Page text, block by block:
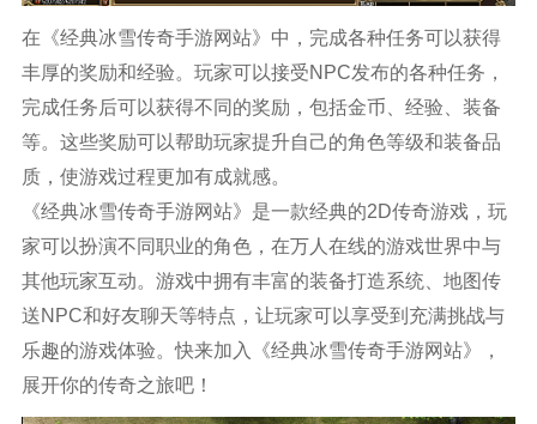
在《经典冰雪传奇手游网站》中，完成各种任务可以获得
丰厚的奖励和经验。玩家可以接受NPC发布的各种任务，
完成任务后可以获得不同的奖励，包括金币、经验、装备
等。这些奖励可以帮助玩家提升自己的角色等级和装备品
质，使游戏过程更加有成就感。
《经典冰雪传奇手游网站》是一款经典的2D传奇游戏，玩
家可以扮演不同职业的角色，在万人在线的游戏世界中与
其他玩家互动。游戏中拥有丰富的装备打造系统、地图传
送NPC和好友聊天等特点，让玩家可以享受到充满挑战与
乐趣的游戏体验。快来加入《经典冰雪传奇手游网站》，
展开你的传奇之旅吧！